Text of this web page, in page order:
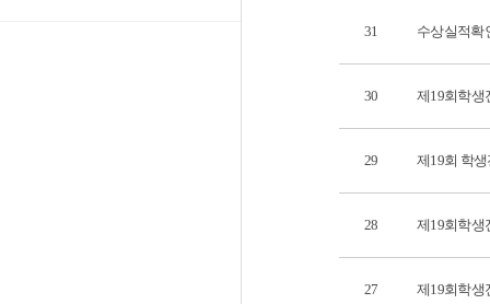
31 수상실적확
30 제19회학생
29 제19회 학
28 제19회학생
27 제19회학생